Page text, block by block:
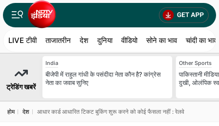
LIVE टीवी ताजातरीन देश दुनिया वीडियो सोने का भाव चांदी का भाव
ट्रेडिंग खबरें
India
बीजेपी में राहुल गांधी के पसंदीदा नेता कौन है? कांग्रेस
नेता का जवाब सुनिए
Other Sports
पाकिस्तानी
दुखी, ओलंपिक
होम देश आधार कार्ड आधारित टिकट बुकिंग शुरू करने को कोई फैसला नहीं : रेलवे